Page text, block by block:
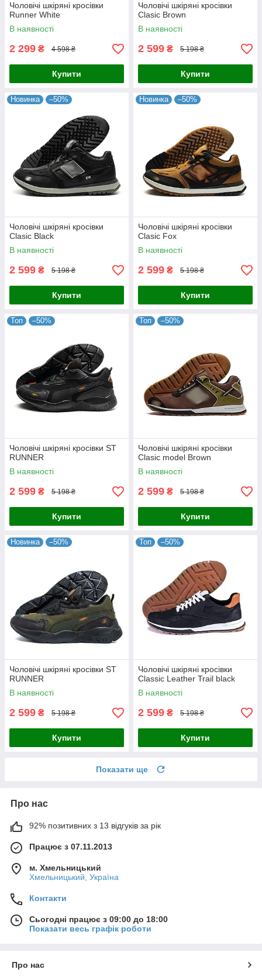
Чоловічі шкіряні кросівки
Runner White
В наявності
2 299 ₴ 4 598 ₴
Купити
Чоловічі шкіряні кросівки
Clasic Brown
В наявності
2 599 ₴ 5 198 ₴
Купити
Новинка –50%
Чоловічі шкіряні кросівки
Clasic Black
В наявності
2 599 ₴ 5 198 ₴
Купити
Новинка –50%
Чоловічі шкіряні кросівки
Clasic Fox
В наявності
2 599 ₴ 5 198 ₴
Купити
Топ –50%
Чоловічі шкіряні кросівки ST
RUNNER
В наявності
2 599 ₴ 5 198 ₴
Купити
Топ –50%
Чоловічі шкіряні кросівки
Clasic model Brown
В наявності
2 599 ₴ 5 198 ₴
Купити
Новинка –50%
Чоловічі шкіряні кросівки ST
RUNNER
В наявності
2 599 ₴ 5 198 ₴
Купити
Топ –50%
Чоловічі шкіряні кросівки
Classic Leather Trail black
В наявності
2 599 ₴ 5 198 ₴
Купити
Показати ще
Про нас
92% позитивних з 13 відгуків за рік
Працює з 07.11.2013
м. Хмельницький
Хмельницький, Україна
Контакти
Сьогодні працює з 09:00 до 18:00
Показати весь графік роботи
Про нас